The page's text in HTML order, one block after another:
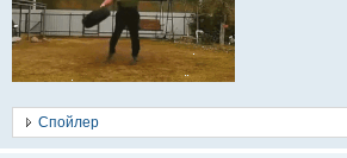
Спойлер